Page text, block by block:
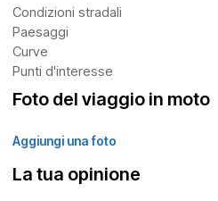
Condizioni stradali
Paesaggi
Curve
Punti d'interesse
Foto del viaggio in moto
Aggiungi una foto
La tua opinione